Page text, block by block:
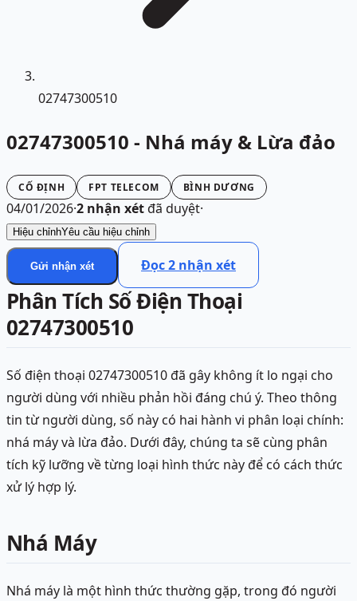
02747300510
02747300510 - Nhá máy & Lừa đảo
CỐ ĐỊNH FPT TELECOM BÌNH DƯƠNG
04/01/2026·2 nhận xétđã duyệt·
Hiệu chỉnhYêu cầu hiệu chỉnh
Gửi nhận xét Đọc2 nhận xét
Phân Tích Số Điện Thoại
02747300510
Số điện thoại 02747300510 đã gây không ít lo ngại cho
người dùng với nhiều phản hồi đáng chú ý. Theo thông
tin từ người dùng, số này có hai hành vi phân loại chính:
nhá máy và lừa đảo. Dưới đây, chúng ta sẽ cùng phân
tích kỹ lưỡng về từng loại hình thức này để có cách thức
xử lý hợp lý.
Nhá Máy
Nhá máy là một hình thức thường gặp, trong đó người